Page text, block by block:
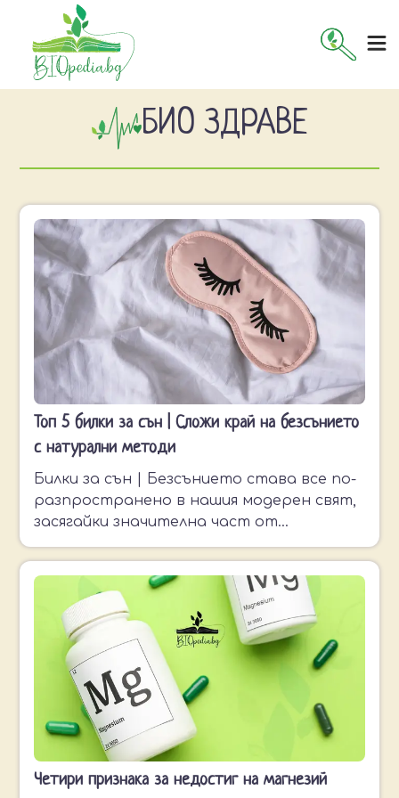
БИО ЗДРАВЕ
Топ 5 билки за сън | Сложи край на безсънието
с натурални методи
Билки за сън | Безсънието става все по-
разпространено в нашия модерен свят,
засягайки значителна част от
населението.
Четири признака за недостиг на магнезий